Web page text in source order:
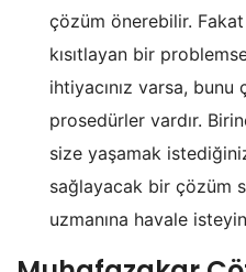
çözüm önerebilir. Fakat
kısıtlayan bir
ihtiyacınız varsa,
prosedürler vardır.
size yaşamak
sağlayacak bir çözüm
uzmanına havale